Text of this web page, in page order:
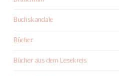
Buchskandale
Bücher
Bücher aus dem Lesekreis